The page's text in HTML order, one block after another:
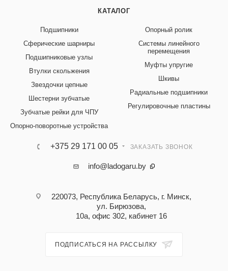
КАТАЛОГ
Подшипники
Сферические шарниры
Подшипниковые узлы
Втулки скольжения
Звездочки цепные
Шестерни зубчатые
Зубчатые рейки для ЧПУ
Опорно-поворотные устройства
Опорный ролик
Системы линейного
перемещения
Муфты упругие
Шкивы
Радиальные подшипники
Регулировочные пластины
+375 29 171 00 05 ЗАКАЗАТЬ ЗВОНОК
info@ladogaru.by
220073, Республика Беларусь, г. Минск,
ул. Бирюзова,
10а, офис 302, кабинет 16
ПОДПИСАТЬСЯ НА РАССЫЛКУ